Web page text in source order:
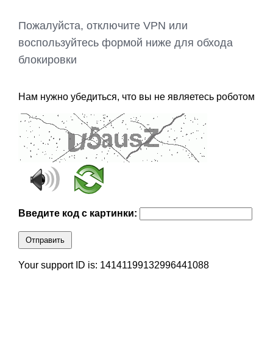
Пожалуйста, отключите VPN или
воспользуйтесь формой ниже для обхода
блокировки
Нам нужно убедиться, что вы не являетесь роботом
Введите код с картинки:
Отправить
Your support ID is: 14141199132996441088